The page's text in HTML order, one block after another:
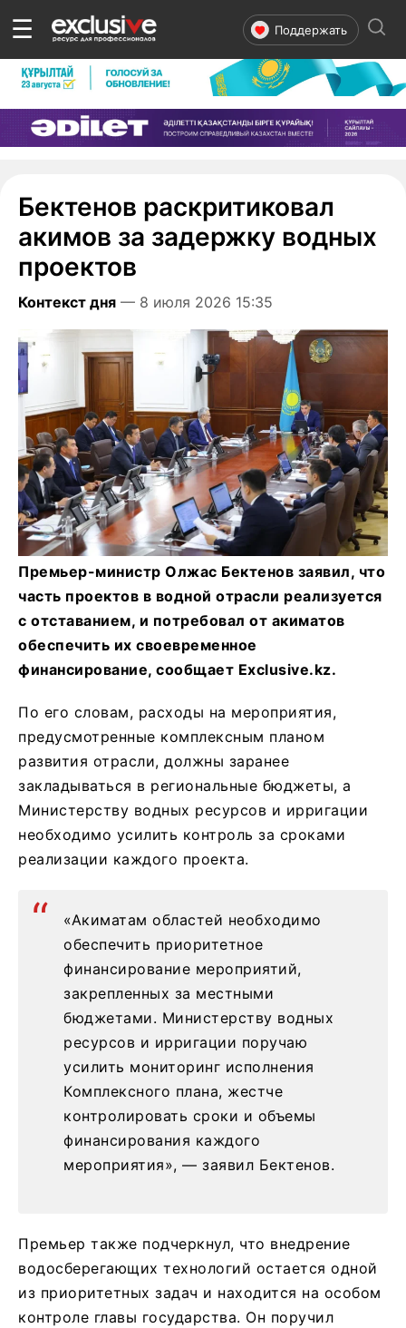
☰ Поддержать
Бектенов раскритиковал
акимов за задержку водных
проектов
Контекст дня — 8 июля 2026 15:35
Премьер-министр Олжас Бектенов заявил, что
часть проектов в водной отрасли реализуется
с отставанием, и потребовал от акиматов
обеспечить их своевременное
финансирование, сообщает Exclusive.kz.
По его словам, расходы на мероприятия,
предусмотренные комплексным планом
развития отрасли, должны заранее
закладываться в региональные бюджеты, а
Министерству водных ресурсов и ирригации
необходимо усилить контроль за сроками
реализации каждого проекта.
«Акиматам областей необходимо
обеспечить приоритетное
финансирование мероприятий,
закрепленных за местными
бюджетами. Министерству водных
ресурсов и ирригации поручаю
усилить мониторинг исполнения
Комплексного плана, жестче
контролировать сроки и объемы
финансирования каждого
мероприятия», — заявил Бектенов.
Премьер также подчеркнул, что внедрение
водосберегающих технологий остается одной
из приоритетных задач и находится на особом
контроле главы государства. Он поручил